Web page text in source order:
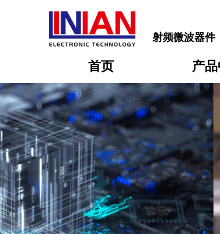
首页 产
射频微波器件